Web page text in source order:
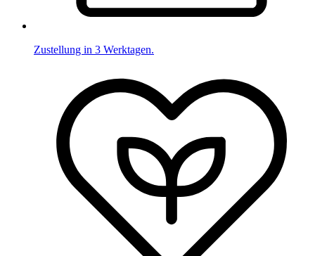
Zustellung in 3 Werktagen.